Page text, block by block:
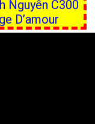
Nguyên C300
D’amour